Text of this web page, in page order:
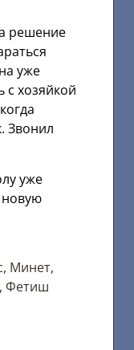
решение
уже
с хозяйкой
Звонил
уже
новую
, Минет,
, Фетиш